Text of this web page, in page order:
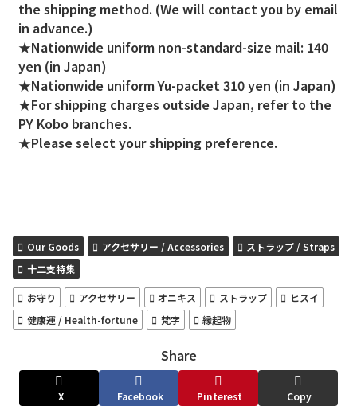
the shipping method. (We will contact you by email
in advance.)
★Nationwide uniform non-standard-size mail: 140
yen (in Japan)
★Nationwide uniform Yu-packet 310 yen (in Japan)
★For shipping charges outside Japan, refer to the
PY Kobo branches.
★Please select your shipping preference.
Our Goods アクセサリー / Accessories
ストラップ / Straps
十二支特集
お守り アクセサリー オニキス ストラップ
ヒスイ
健康運 / Health-fortune
梵字 縁起物
Share
X Facebook Pinterest Copy